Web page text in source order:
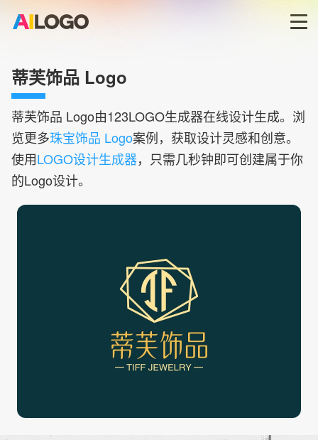
LOGO生成器→
LOGO模板
蒂芙饰品 Logo
蒂芙饰品 Logo由123LOGO生成器在线设计生成。浏
览更多珠宝饰品 Logo案例，获取设计灵感和创意。
使用LOGO设计生成器，只需几秒钟即可创建属于你
的Logo设计。